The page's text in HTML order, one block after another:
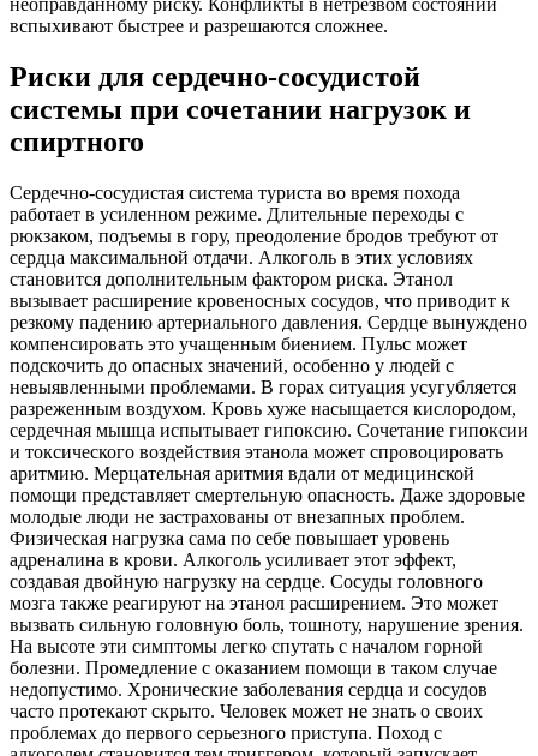
неоправданному риску. Конфликты в нетрезвом состоянии
вспыхивают быстрее и разрешаются сложнее.
Риски для сердечно-сосудистой
системы при сочетании нагрузок и
спиртного
Сердечно-сосудистая система туриста во время похода
работает в усиленном режиме. Длительные переходы с
рюкзаком, подъемы в гору, преодоление бродов требуют от
сердца максимальной отдачи. Алкоголь в этих условиях
становится дополнительным фактором риска. Этанол
вызывает расширение кровеносных сосудов, что приводит к
резкому падению артериального давления. Сердце вынуждено
компенсировать это учащенным биением. Пульс может
подскочить до опасных значений, особенно у людей с
невыявленными проблемами. В горах ситуация усугубляется
разреженным воздухом. Кровь хуже насыщается кислородом,
сердечная мышца испытывает гипоксию. Сочетание гипоксии
и токсического воздействия этанола может спровоцировать
аритмию. Мерцательная аритмия вдали от медицинской
помощи представляет смертельную опасность. Даже здоровые
молодые люди не застрахованы от внезапных проблем.
Физическая нагрузка сама по себе повышает уровень
адреналина в крови. Алкоголь усиливает этот эффект,
создавая двойную нагрузку на сердце. Сосуды головного
мозга также реагируют на этанол расширением. Это может
вызвать сильную головную боль, тошноту, нарушение зрения.
На высоте эти симптомы легко спутать с началом горной
болезни. Промедление с оказанием помощи в таком случае
недопустимо. Хронические заболевания сердца и сосудов
часто протекают скрыто. Человек может не знать о своих
проблемах до первого серьезного приступа. Поход с